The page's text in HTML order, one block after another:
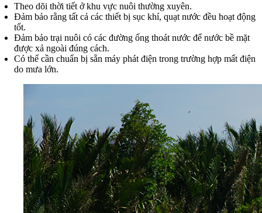
Theo dõi thời tiết ở khu vực nuôi thường xuyên.
Đảm bảo rằng tất cả các thiết bị sục khí, quạt nước đều hoạt động
tốt.
Đảm bảo trại nuôi có các đường ống thoát nước để nước bề mặt
được xả ngoài đúng cách.
Có thể cần chuẩn bị sẵn máy phát điện trong trường hợp mất điện
do mưa lớn.